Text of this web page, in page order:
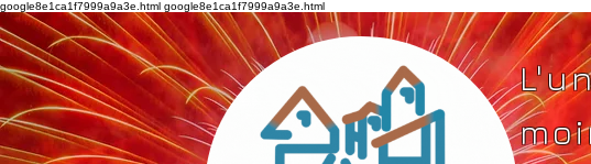
google8e1ca1f7999a9a3e.html google8e1ca1f7999a9a3e.html